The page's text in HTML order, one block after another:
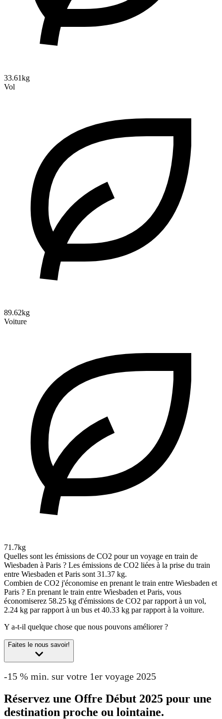
33.61kg
Vol
89.62kg
Voiture
71.7kg
Quelles sont les émissions de CO2 pour un voyage en train de
Wiesbaden à Paris ? Les émissions de CO2 liées à la prise du train
entre Wiesbaden et Paris sont 31.37 kg.
Combien de CO2 j'économise en prenant le train entre Wiesbaden et
Paris ? En prenant le train entre Wiesbaden et Paris, vous
économiserez 58.25 kg d'émissions de CO2 par rapport à un vol,
2.24 kg par rapport à un bus et 40.33 kg par rapport à la voiture.
Y a-t-il quelque chose que nous pouvons améliorer ?
Faites le nous savoir!
-15 % min. sur votre 1er voyage 2025
Réservez une Offre Début 2025 pour une
destination proche ou lointaine.